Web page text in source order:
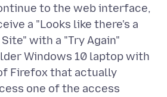
to the web interface,
a "Looks like there's a
with a "Try Again"
Windows 10 laptop with
Firefox that actually
one of the access